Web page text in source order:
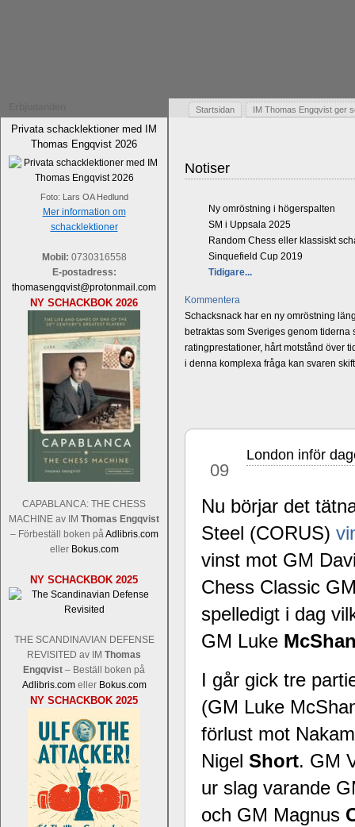
Privata schacklektioner med IM
Thomas Engqvist 2026
Foto: Lars OA Hedlund
Mer information om
schacklektioner
Mobil: 0730316558
E-postadress:
thomasengqvist@protonmail.com
NY SCHACKBOK 2026
CAPABLANCA: THE CHESS
MACHINE av IM Thomas Engqvist
– Förbeställ boken påAdlibris.com
eller Bokus.com
NY SCHACKBOK 2025
THE SCANDINAVIAN DEFENSE
REVISITED av IM Thomas
Engqvist – Beställ boken på
Adlibris.comeller Bokus.com
NY SCHACKBOK 2025
Startsidan IM Thomas Engqvist ger
Notiser
Ny omröstning i högerspalten
SM i Uppsala 2025
Random Chess eller klassiskt
Sinquefield Cup 2019
Tidigare...
Kommentera
Schacksnack har en ny omröstning
betraktas som Sveriges genom
ratingprestationer, hårt motstånd över
i denna komplexa fråga kan svaren
09
London inför
Nu börjar det
Steel (CORUS)
vinst mot GM
Chess Classic
spelledigt i dag
GM Luke
I går gick tre
(GM Luke
förlust mot
Nigel Short. GM
ur slag varande
och GM Magnus